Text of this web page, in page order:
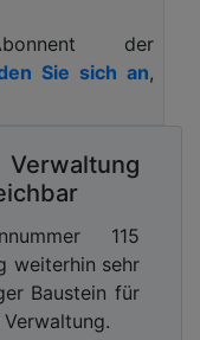
im
Kontakte zu
und
in der Krise
bereitet die
Krisenszenarien
vorbereitete
wie die Krise
der
Sie sich an,
115
weiterhin sehr
Baustein für